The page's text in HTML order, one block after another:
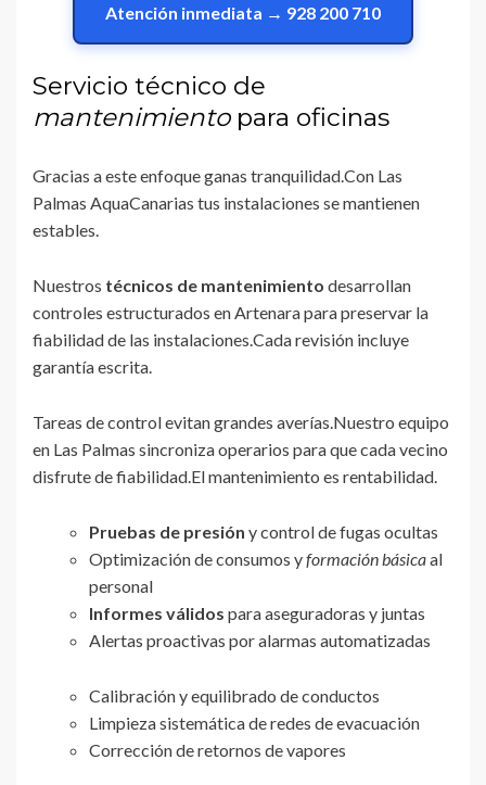
Atención inmediata → 928 200 710
Servicio técnico de
mantenimientopara oficinas
Gracias a este enfoque ganas tranquilidad.Con Las
Palmas AquaCanarias tus instalaciones se mantienen
estables.
Nuestros técnicos de mantenimiento desarrollan
controles estructurados en Artenara para preservar la
fiabilidad de las instalaciones.Cada revisión incluye
garantía escrita.
Tareas de control evitan grandes averías.Nuestro equipo
en Las Palmas sincroniza operarios para que cada vecino
disfrute de fiabilidad.El mantenimiento es rentabilidad.
Pruebas de presión y control de fugas ocultas
Optimización de consumos yformación básicaal
personal
Informes válidos para aseguradoras y juntas
Alertas proactivas por alarmas automatizadas
Calibración y equilibrado de conductos
Limpieza sistemática de redes de evacuación
Corrección de retornos de vapores